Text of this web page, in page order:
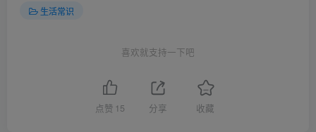
生活常识
喜欢就支持一下吧
点赞 15 分享 收藏